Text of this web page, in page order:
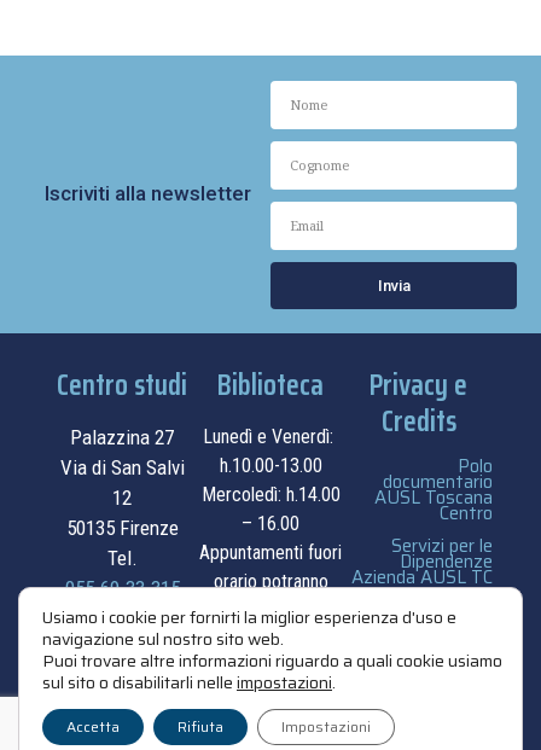
Iscriviti alla newsletter
Invia
Centro studi
Palazzina 27
Via di San Salvi
12
50135 Firenze
Tel.
055.69.33.315
contatti
Biblioteca
Lunedì e Venerdì:
h.10.00-13.00
Mercoledì: h.14.00
– 16.00
Appuntamenti fuori
orario potranno
essere
concordati su
appuntamento.
contatti
Privacy e
Credits
Polo
documentario
AUSL Toscana
Centro
Servizi per le
Dipendenze
Azienda AUSL TC
privacy e cookie
Usiamo i cookie per fornirti la miglior esperienza d'uso e
navigazione sul nostro sito web.
Puoi trovare altre informazioni riguardo a quali cookie usiamo
sul sito o disabilitarli nelleimpostazioni.
Accetta Rifiuta Impostazioni